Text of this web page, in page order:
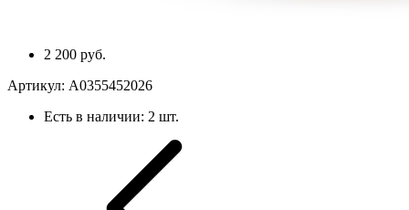
2 200 руб.
Артикул: A0355452026
Есть в наличии: 2 шт.